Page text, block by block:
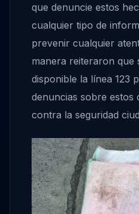
que denuncie estos
cualquier tipo de
prevenir cualquier
manera reiteraron que
disponible la línea 123
denuncias sobre estos
contra la seguridad